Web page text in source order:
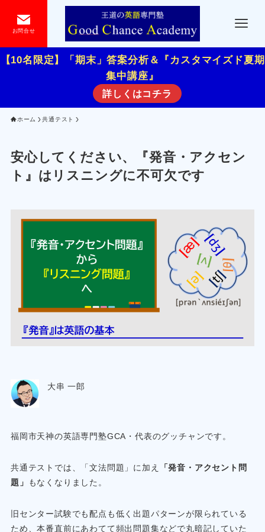
お問合せ
【10名限定】「期末」答案分析＆『カスタマイズド夏期
集中講座』
詳しくはコチラ
ホーム 共通テスト
安心してください、『発音・アクセン
ト』はリスニングに不可欠です
大串 一郎
福岡市天神の英語専門塾GCA・代表のグッチャンです。
共通テストでは、「文法問題」に加え
「発音・アクセント問
題」
もなくなりました。
旧センター試験でも配点も低く出題パターンが限られている
ため、本番直前にあわてて頻出問題集などで丸暗記していた